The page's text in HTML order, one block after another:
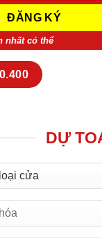
nhất có thể
DỰ